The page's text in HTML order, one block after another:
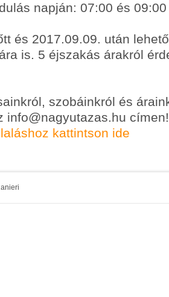
napján: 07:00 és
és 2017.09.09. után
is. 5 éjszakás árakról
szobáinkról és
info@nagyutazas.hu címen!
kattintson ide